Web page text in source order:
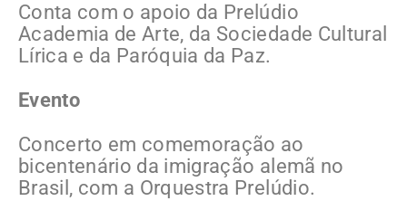
Conta com o apoio da Prelúdio
Academia de Arte, da Sociedade Cultural
Lírica e da Paróquia da Paz.
Evento
Concerto em comemoração ao
bicentenário da imigração alemã no
Brasil, com a Orquestra Prelúdio.